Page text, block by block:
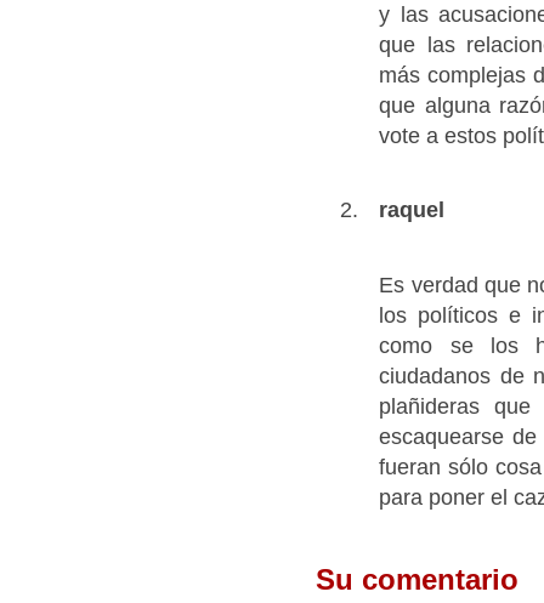
y las
que las
más complejas
que alguna
vote a estos
raquel
Es verdad que
los políticos e
como se los
ciudadanos de
plañideras
escaquearse
fueran sólo
para poner el
Su comentario